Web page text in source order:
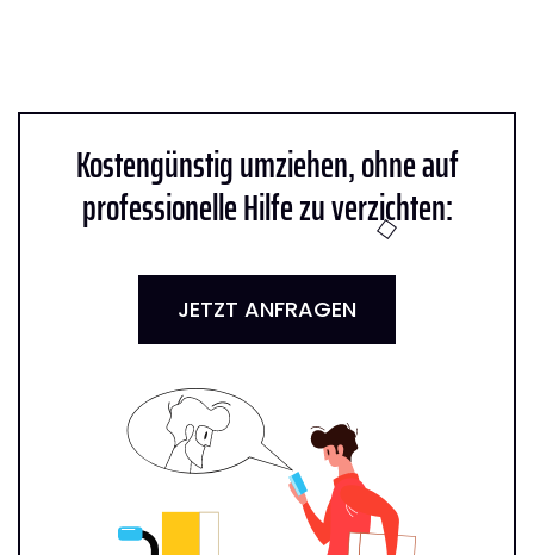
Kostengünstig umziehen, ohne auf
professionelle Hilfe zu verzichten:
JETZT ANFRAGEN